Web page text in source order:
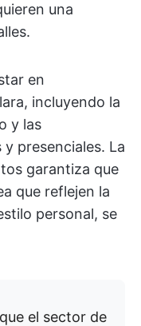
una
en
incluyendo la
y las
presenciales. La
garantiza que
que reflejen la
personal, se
el sector de